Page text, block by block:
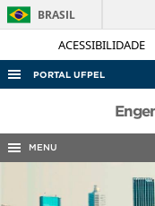
ACESSIBILIDADE
BRASIL
PORTAL UFPEL
ACESSO À INFORMAÇÃO
AUDITORIA
CONCURSOS
MENU